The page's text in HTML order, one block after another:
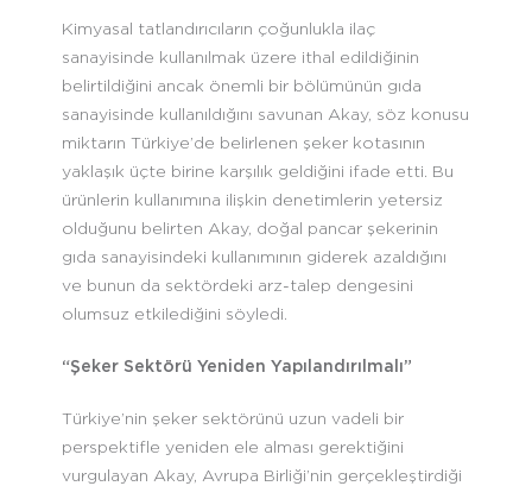
Kimyasal tatlandırıcıların çoğunlukla ilaç
sanayisinde kullanılmak üzere ithal edildiğinin
belirtildiğini ancak önemli bir bölümünün gıda
sanayisinde kullanıldığını savunan Akay, söz konusu
miktarın Türkiye’de belirlenen şeker kotasının
yaklaşık üçte birine karşılık geldiğini ifade etti. Bu
ürünlerin kullanımına ilişkin denetimlerin yetersiz
olduğunu belirten Akay, doğal pancar şekerinin
gıda sanayisindeki kullanımının giderek azaldığını
ve bunun da sektördeki arz-talep dengesini
olumsuz etkilediğini söyledi.
“Şeker Sektörü Yeniden Yapılandırılmalı”
Türkiye’nin şeker sektörünü uzun vadeli bir
perspektifle yeniden ele alması gerektiğini
vurgulayan Akay, Avrupa Birliği’nin gerçekleştirdiği